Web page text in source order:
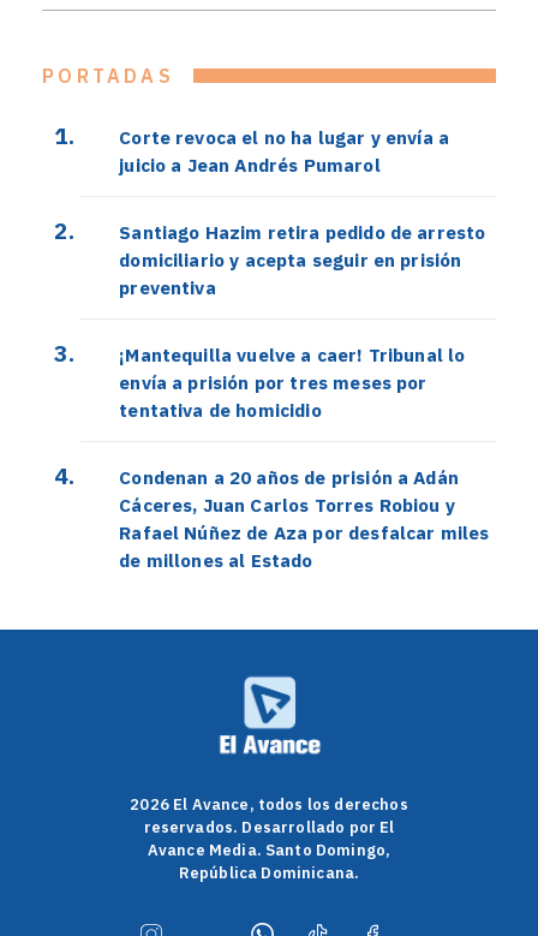
PORTADAS
Corte revoca el no ha lugar y envía a
juicio a Jean Andrés Pumarol
Santiago Hazim retira pedido de arresto
domiciliario y acepta seguir en prisión
preventiva
¡Mantequilla vuelve a caer! Tribunal lo
envía a prisión por tres meses por
tentativa de homicidio
Condenan a 20 años de prisión a Adán
Cáceres, Juan Carlos Torres Robiou y
Rafael Núñez de Aza por desfalcar miles
de millones al Estado
2026 El Avance, todos los derechos
reservados. Desarrollado por El
Avance Media. Santo Domingo,
República Dominicana.